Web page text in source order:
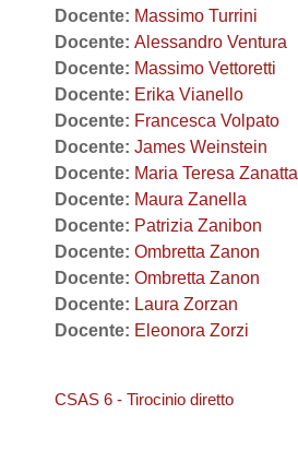
Docente: Massimo Turrini
Docente: Alessandro Ventura
Docente: Massimo Vettoretti
Docente: Erika Vianello
Docente: Francesca Volpato
Docente: James Weinstein
Docente: Maria Teresa Zanatta
Docente: Maura Zanella
Docente: Patrizia Zanibon
Docente: Ombretta Zanon
Docente: Ombretta Zanon
Docente: Laura Zorzan
Docente: Eleonora Zorzi
CSAS 6 - Tirocinio diretto